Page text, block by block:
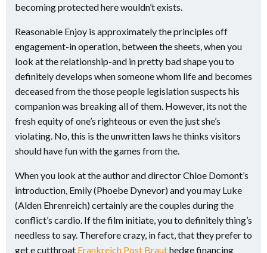
becoming protected here wouldn’t exists.
Reasonable Enjoy is approximately the principles off
engagement-in operation, between the sheets, when you
look at the relationship-and in pretty bad shape you to
definitely develops when someone whom life and becomes
deceased from the those people legislation suspects his
companion was breaking all of them. However, its not the
fresh equity of one’s righteous or even the just she’s
violating. No, this is the unwritten laws he thinks visitors
should have fun with the games from the.
When you look at the author and director Chloe Domont’s
introduction, Emily (Phoebe Dynevor) and you may Luke
(Alden Ehrenreich) certainly are the couples during the
conflict’s cardio. If the film initiate, you to definitely thing’s
needless to say. Therefore crazy, in fact, that they prefer to
get e cutthroat Frankreich Post Brauthedge financing